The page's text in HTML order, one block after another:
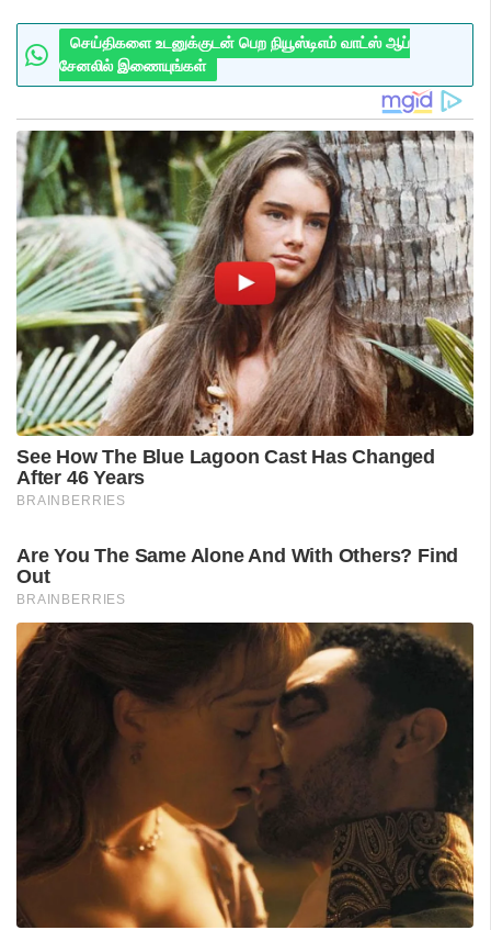
செய்திகளை உடனுக்குடன் பெற நியூஸ்டிஎம் வாட்ஸ் ஆப்
சேனலில் இணையுங்கள்